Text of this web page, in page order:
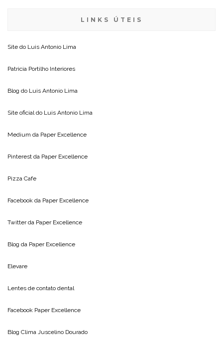
LINKS ÚTEIS
Site do Luis Antonio Lima
Patricia Portilho Interiores
Blog do Luis Antonio Lima
Site oficial do Luis Antonio Lima
Medium da Paper Excellence
Pinterest da Paper Excellence
Pizza Cafe
Facebook da Paper Excellence
Twitter da Paper Excellence
Blog da Paper Excellence
Elevare
Lentes de contato dental
Facebook Paper Excellence
Blog Clima Juscelino Dourado